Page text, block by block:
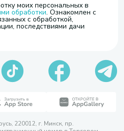
моих персональных в
обработки. Ознакомлен с
с обработкой,
последствиями дачи
220012, г. Минск, пр.